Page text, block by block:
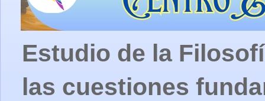
Estudio de la
las cuestiones